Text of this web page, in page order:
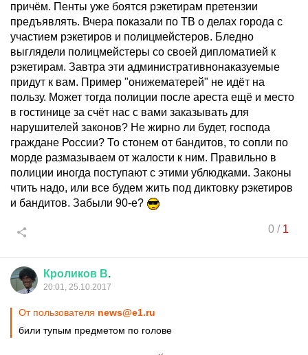
причём. Пенты уже боятся рэкетирам претензии
предъявлять. Вчера показали по ТВ о делах города с
участием рэкетиров и полицмейстеров. Бледно
выглядели полицмейстеры со своей дипломатией к
рэкетирам. Завтра эти административнонаказуемые
придут к вам. Пример "онижематерей" не идёт на
пользу. Может тогда полиции после ареста ещё и место
в гостинице за счёт нас с вами заказывать для
нарушителей законов? Не жирно ли будет, господа
граждане России? То стонем от бандитов, то сопли по
морде размазываем от жалости к ним. Правильно в
полиции иногда поступают с этими ублюдками. Законы
чтить надо, или все будем жить под диктовку рэкетиров
и бандитов. Забыли 90-е?
0/ 1
Кроликов В.
20:01, 25.10.2017
От пользователя news@e1.ru
били тупым предметом по голове